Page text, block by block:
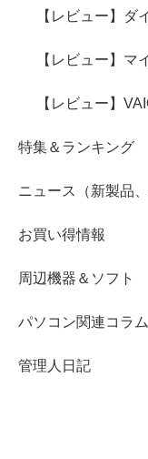
【レビュー】ダ
【レビュー】マ
【レビュー】
特集＆ランキング
ニュース（新製品
お買い得情報
周辺機器＆ソフト
パソコン関連コラム
管理人日記